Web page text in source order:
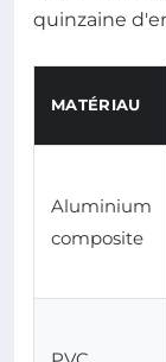
quinzaine
MATÉRIAU
Aluminium
composite